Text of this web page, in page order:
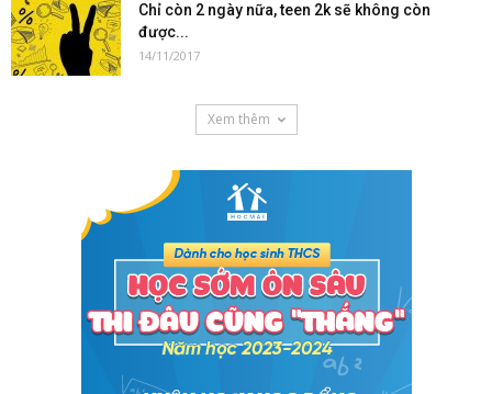
Chỉ còn 2 ngày nữa, teen 2k sẽ không còn
được...
14/11/2017
Xem thêm